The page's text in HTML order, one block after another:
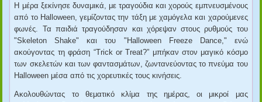
Η μέρα ξεκίνησε δυναμικά, με τραγούδια και χορούς εμπνευσμένους
από το Halloween, γεμίζοντας την τάξη με χαμόγελα και χαρούμενες
φωνές. Τα παιδιά τραγούδησαν και χόρεψαν στους ρυθμούς του
"Skeleton Shake" και του "Halloween Freeze Dance," ενώ
ακούγοντας τη φράση “Trick or Treat?” μπήκαν στον μαγικό κόσμο
των σκελετών και των φαντασμάτων, ζωντανεύοντας το πνεύμα του
Halloween μέσα από τις χορευτικές τους κινήσεις.
Ακολουθώντας το θεματικό κλίμα της ημέρας, οι μικροί μας